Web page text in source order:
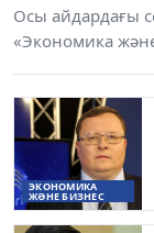
Осы айдардағы
«Экономика
ЭКОНОМИКА
ЖӘНЕ БИЗНЕС